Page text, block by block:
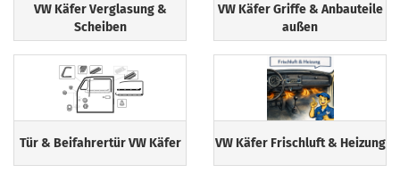
VW Käfer Verglasung &
Scheiben
VW Käfer Griffe & Anbauteile
außen
Tür & Beifahrertür VW Käfer VW Käfer Frischluft & Heizung